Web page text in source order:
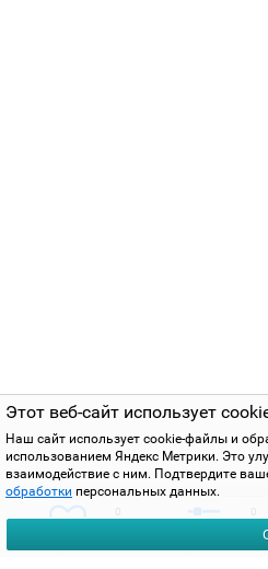
Этот веб-сайт использует
Наш сайт использует cookie-файлы и
использованием Яндекс Метрики. Это
взаимодействие с ним. Подтвердите
обработки персональных данных.